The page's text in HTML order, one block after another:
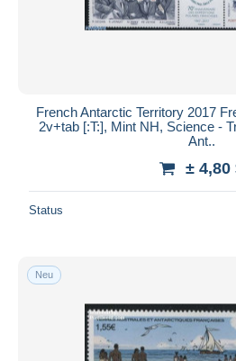
French Antarctic Territory 2017
2v+tab [:T:], Mint NH, Science -
Ant..
± 4,80
Status
Neu